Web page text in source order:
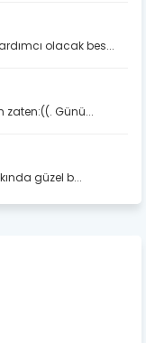
olacak bes...
zaten:((. Günü...
güzel b...